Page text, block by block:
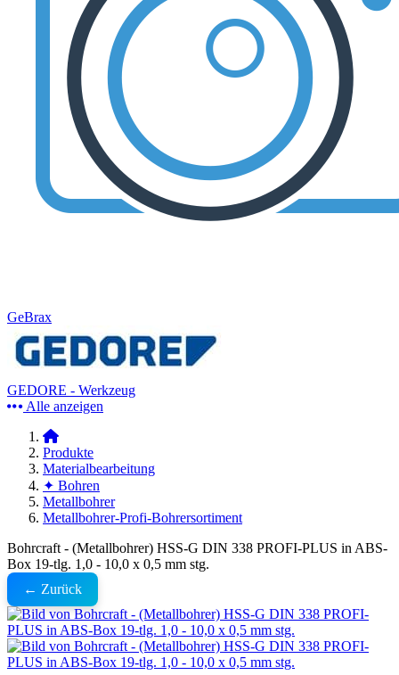
GeBrax
GEDORE - Werkzeug
Alle anzeigen
Produkte
Materialbearbeitung
✦ Bohren
Metallbohrer
Metallbohrer-Profi-Bohrersortiment
Bohrcraft - (Metallbohrer) HSS-G DIN 338 PROFI-PLUS in ABS-
Box 19-tlg. 1,0 - 10,0 x 0,5 mm stg.
← Zurück